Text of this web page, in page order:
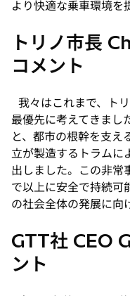
より快適な乗車環境を
トリノ市長
コメント
我々はこれまで、ト
最優先に考えてきま
と、都市の根幹を支え
立が製造するトラムに
出しました。この非常
で以上に安全で持続可
の社会全体の発展に向
GTT社 CEO
ント